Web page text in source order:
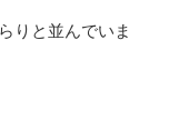
りと並んでいま